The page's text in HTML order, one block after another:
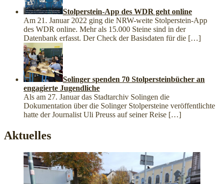
Stolperstein-App des WDR geht online
Am 21. Januar 2022 ging die NRW-weite Stolperstein-App
des WDR online. Mehr als 15.000 Steine sind in der
Datenbank erfasst. Der Check der Basisdaten für die […]
Solinger spenden 70 Stolpersteinbücher an
engagierte Jugendliche
Als am 27. Januar das Stadtarchiv Solingen die
Dokumentation über die Solinger Stolpersteine veröffentlichte
hatte der Journalist Uli Preuss auf seiner Reise […]
Aktuelles